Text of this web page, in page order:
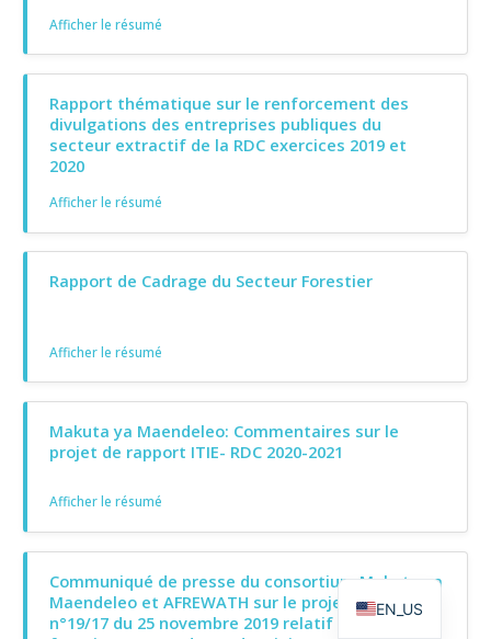
Afficher le résumé
Rapport thématique sur le renforcement des
divulgations des entreprises publiques du
secteur extractif de la RDC exercices 2019 et
2020
Afficher le résumé
Rapport de Cadrage du Secteur Forestier
Afficher le résumé
Makuta ya Maendeleo: Commentaires sur le
projet de rapport ITIE- RDC 2020-2021
Afficher le résumé
Communiqué de presse du consortium Makuta ya
Maendeleo et AFREWATH sur le projet de Décret
n°19/17 du 25 novembre 2019 relatif au
EN_US